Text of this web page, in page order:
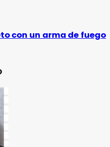
con un arma de fuego